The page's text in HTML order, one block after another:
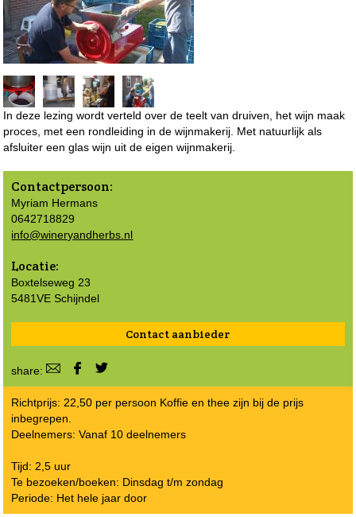
In deze lezing wordt verteld over de teelt van druiven, het wijn maak
proces, met een rondleiding in de wijnmakerij. Met natuurlijk als
afsluiter een glas wijn uit de eigen wijnmakerij.
Contactpersoon:
Myriam Hermans
0642718829
info@wineryandherbs.nl
Locatie:
Boxtelseweg 23
5481VE Schijndel
Contact aanbieder
share:
Richtprijs: 22,50 per persoon Koffie en thee zijn bij de prijs
inbegrepen.
Deelnemers: Vanaf 10 deelnemers
Tijd: 2,5 uur
Te bezoeken/boeken: Dinsdag t/m zondag
Periode: Het hele jaar door